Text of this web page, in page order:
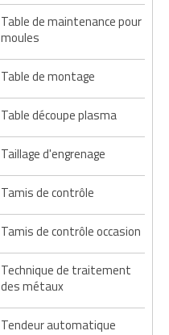
Table de maintenance pour
moules
Table de montage
Table découpe plasma
Taillage d'engrenage
Tamis de contrôle
Tamis de contrôle occasion
Technique de traitement
des métaux
Tendeur automatique